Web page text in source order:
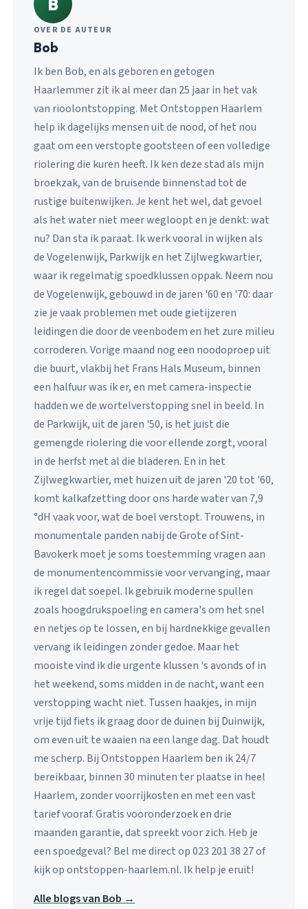
OVER DE AUTEUR
Bob
Ik ben Bob, en als geboren en getogen
Haarlemmer zit ik al meer dan 25 jaar in het vak
van rioolontstopping. Met Ontstoppen Haarlem
help ik dagelijks mensen uit de nood, of het nou
gaat om een verstopte gootsteen of een volledige
riolering die kuren heeft. Ik ken deze stad als mijn
broekzak, van de bruisende binnenstad tot de
rustige buitenwijken. Je kent het wel, dat gevoel
als het water niet meer wegloopt en je denkt: wat
nu? Dan sta ik paraat. Ik werk vooral in wijken als
de Vogelenwijk, Parkwijk en het Zijlwegkwartier,
waar ik regelmatig spoedklussen oppak. Neem nou
de Vogelenwijk, gebouwd in de jaren '60 en '70: daar
zie je vaak problemen met oude gietijzeren
leidingen die door de veenbodem en het zure milieu
corroderen. Vorige maand nog een noodoproep uit
die buurt, vlakbij het Frans Hals Museum, binnen
een halfuur was ik er, en met camera-inspectie
hadden we de wortelverstopping snel in beeld. In
de Parkwijk, uit de jaren '50, is het juist die
gemengde riolering die voor ellende zorgt, vooral
in de herfst met al die bladeren. En in het
Zijlwegkwartier, met huizen uit de jaren '20 tot '60,
komt kalkafzetting door ons harde water van 7,9
°dH vaak voor, wat de boel verstopt. Trouwens, in
monumentale panden nabij de Grote of Sint-
Bavokerk moet je soms toestemming vragen aan
de monumentencommissie voor vervanging, maar
ik regel dat soepel. Ik gebruik moderne spullen
zoals hoogdrukspoeling en camera's om het snel
en netjes op te lossen, en bij hardnekkige gevallen
vervang ik leidingen zonder gedoe. Maar het
mooiste vind ik die urgente klussen 's avonds of in
het weekend, soms midden in de nacht, want een
verstopping wacht niet. Tussen haakjes, in mijn
vrije tijd fiets ik graag door de duinen bij Duinwijk,
om even uit te waaien na een lange dag. Dat houdt
me scherp. Bij Ontstoppen Haarlem ben ik 24/7
bereikbaar, binnen 30 minuten ter plaatse in heel
Haarlem, zonder voorrijkosten en met een vast
tarief vooraf. Gratis vooronderzoek en drie
maanden garantie, dat spreekt voor zich. Heb je
een spoedgeval? Bel me direct op 023 201 38 27 of
kijk op ontstoppen-haarlem.nl. Ik help je eruit!
Alle blogs van Bob →